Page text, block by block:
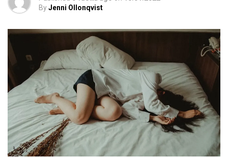
ByJenni Ollonqvist